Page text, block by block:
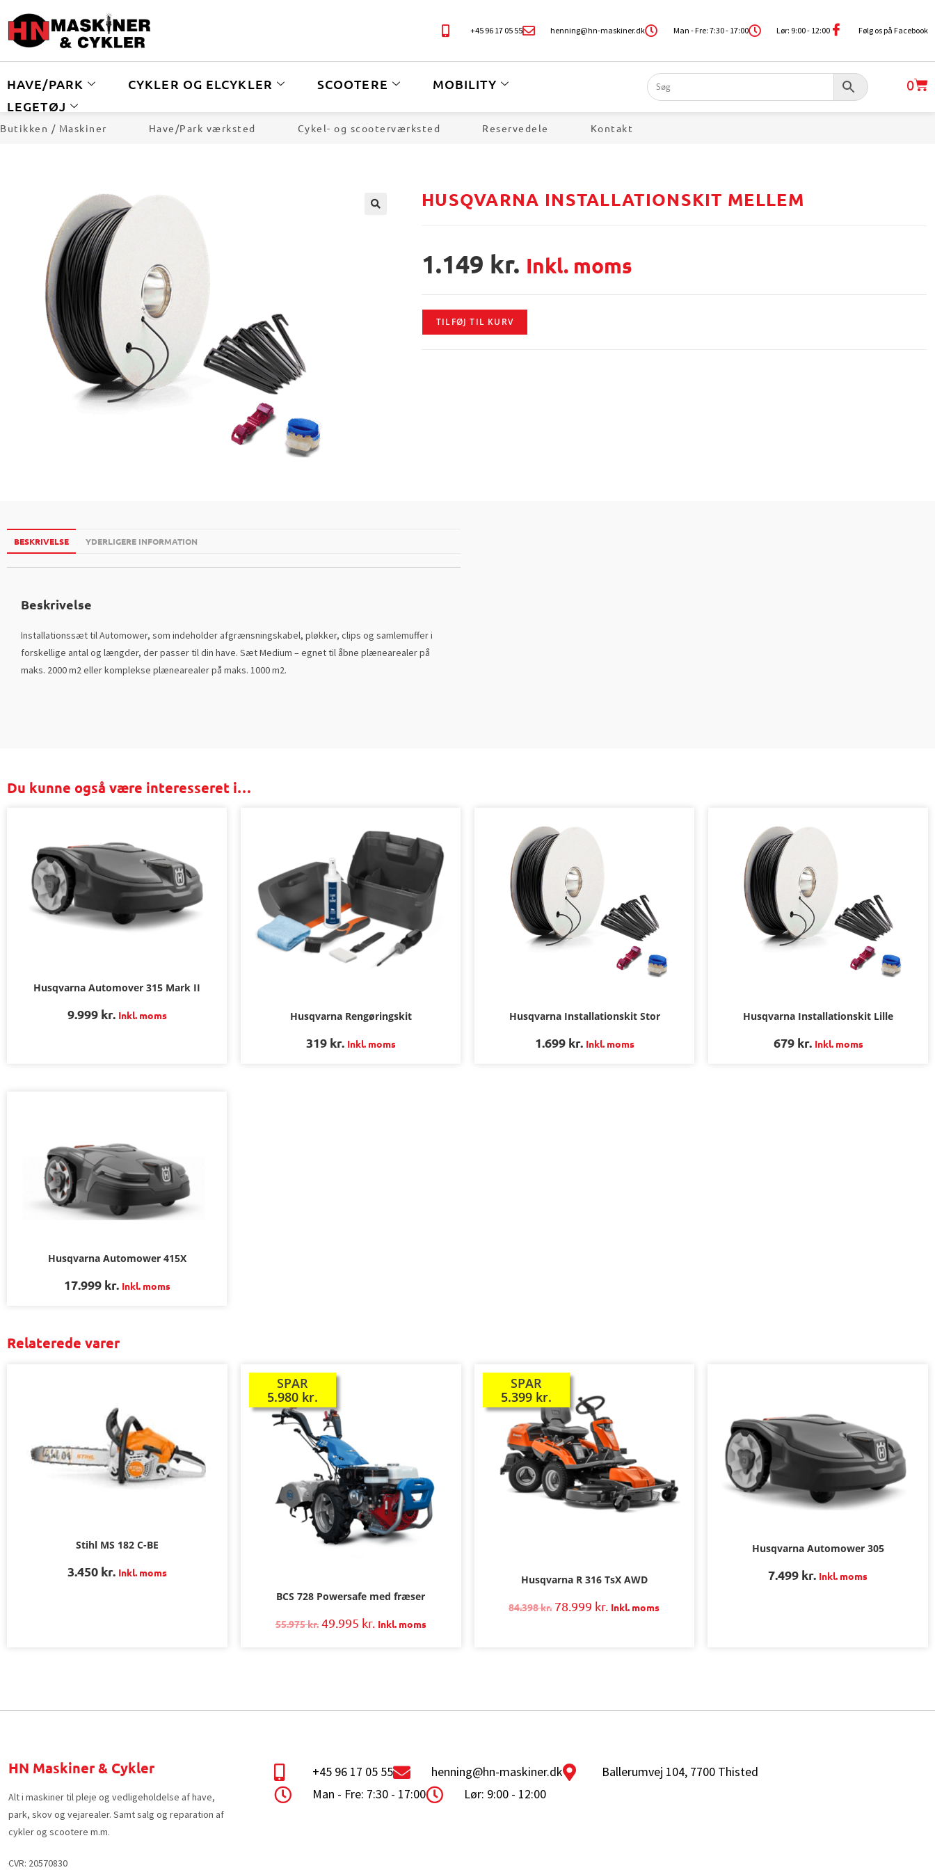
+45 96 17 05 55 henning@hn-maskiner.dk Man - Fre: 7:30 - 17:00 Lør: 9:00 - 12:00 Følg os på Facebook
HAVE/PARK CYKLER OG ELCYKLER SCOOTERE
MOBILITY
LEGETØJ
0
Butikken / Maskiner Have/Park værksted Cykel- og scooterværksted Reservedele Kontakt
HUSQVARNA INSTALLATIONSKIT MELLEM
1.149 kr. Inkl. moms
TILFØJ TIL KURV
BESKRIVELSE YDERLIGERE INFORMATION
Beskrivelse
Installationssæt til Automower, som indeholder afgrænsningskabel, pløkker, clips og samlemuffer i
forskellige antal og længder, der passer til din have. Sæt Medium – egnet til åbne plænearealer på
maks. 2000 m2 eller komplekse plænearealer på maks. 1000 m2.
Du kunne også være interesseret i…
Husqvarna Automover 315 Mark II
9.999 kr. Inkl. moms Husqvarna Rengøringskit
319 kr. Inkl. moms
Husqvarna Installationskit Stor
1.699 kr. Inkl. moms
Husqvarna Installationskit Lille
679 kr. Inkl. moms
Husqvarna Automower 415X
17.999 kr. Inkl. moms
Relaterede varer
Stihl MS 182 C-BE
3.450 kr. Inkl. moms
SPAR
5.980 kr.
TILBUD!
BCS 728 Powersafe med fræser
55.975kr. 49.995 kr. Inkl. moms
SPAR
5.399 kr.
TILBUD!
Husqvarna R 316 TsX AWD
84.398kr. 78.999 kr. Inkl. moms
Husqvarna Automower 305
7.499 kr. Inkl. moms
HN Maskiner & Cykler
Alt i maskiner til pleje og vedligeholdelse af have,
park, skov og vejarealer. Samt salg og reparation af
cykler og scootere m.m.
CVR: 20570830
+45 96 17 05 55 henning@hn-maskiner.dk
Ballerumvej 104, 7700 Thisted
Man - Fre: 7:30 - 17:00
Lør: 9:00 - 12:00